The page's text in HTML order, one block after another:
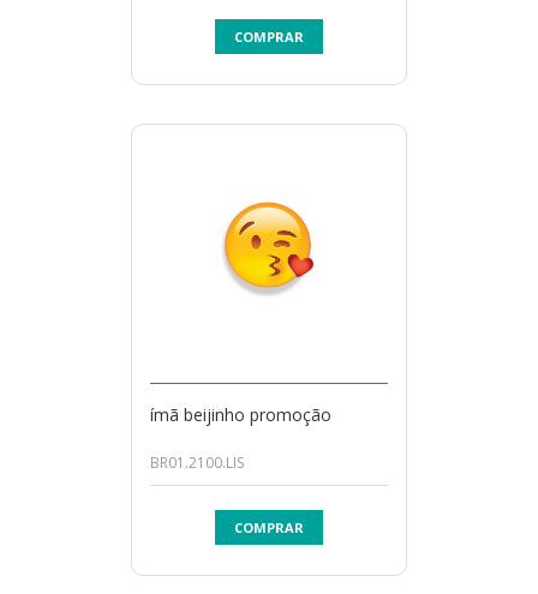
COMPRAR
ímã beijinho promoção
BR01.2100.LIS
COMPRAR